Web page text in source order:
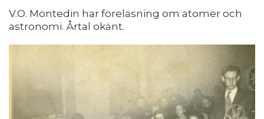
V.O. Montedin har föreläsning om atomer och
astronomi. Årtal okänt.